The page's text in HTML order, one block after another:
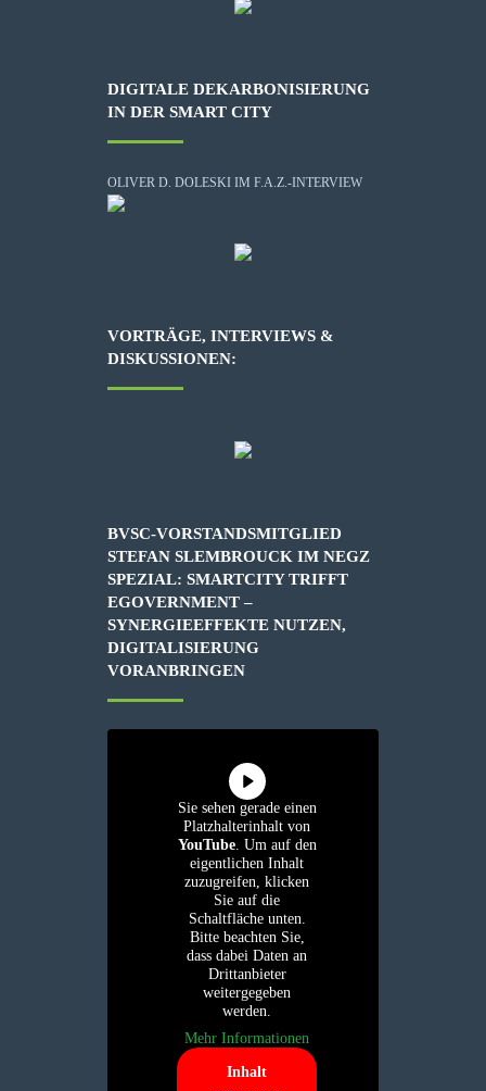
DIGITALE DEKARBONISIERUNG
IN DER SMART CITY
OLIVER D. DOLESKI IM F.A.Z.-INTERVIEW
VORTRÄGE, INTERVIEWS &
DISKUSSIONEN:
BVSC-VORSTANDSMITGLIED
STEFAN SLEMBROUCK IM NEGZ
SPEZIAL: SMARTCITY TRIFFT
EGOVERNMENT –
SYNERGIEEFFEKTE NUTZEN,
DIGITALISIERUNG
VORANBRINGEN
Sie sehen gerade einen
Platzhalterinhalt von
YouTube. Um auf den
eigentlichen Inhalt
zuzugreifen, klicken
Sie auf die
Schaltfläche unten.
Bitte beachten Sie,
dass dabei Daten an
Drittanbieter
weitergegeben
werden.
Mehr Informationen
Inhalt